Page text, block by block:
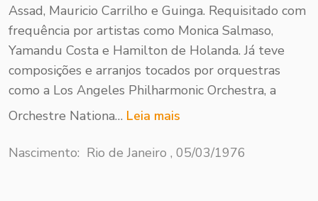
Assad, Mauricio Carrilho e Guinga. Requisitado com
frequência por artistas como Monica Salmaso,
Yamandu Costa e Hamilton de Holanda. Já teve
composições e arranjos tocados por orquestras
como a Los Angeles Philharmonic Orchestra, a
Orchestre Nationa… Leia mais
Nascimento: Rio de Janeiro , 05/03/1976